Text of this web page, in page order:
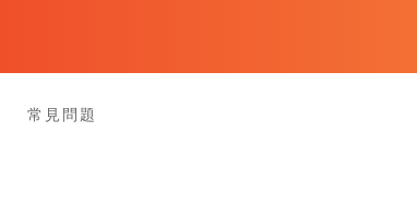
常見問題